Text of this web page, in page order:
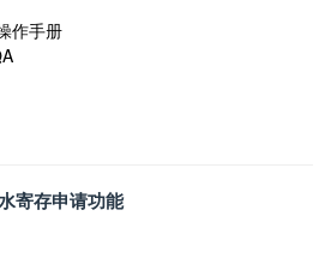
作手册
寄存申请功能